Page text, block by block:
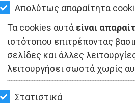
Απολύτως απαραίτητα
Τα cookies αυτά είναι
ιστότοπου επιτρέποντας
σελίδες και άλλες
λειτουργήσει σωστά χωρίς
Στατιστικά